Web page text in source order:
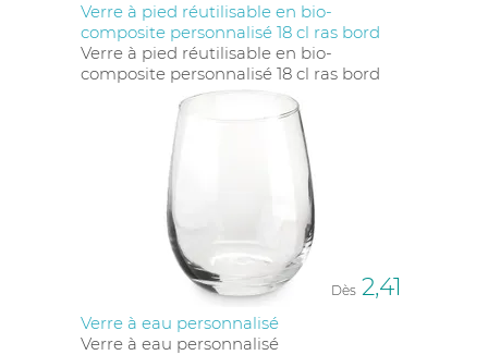
Verre à pied réutilisable en bio-
composite personnalisé 18 cl ras bord
Verre à pied réutilisable en bio-
composite personnalisé 18 cl ras bord
Dès 2,41
Verre à eau personnalisé
Verre à eau personnalisé